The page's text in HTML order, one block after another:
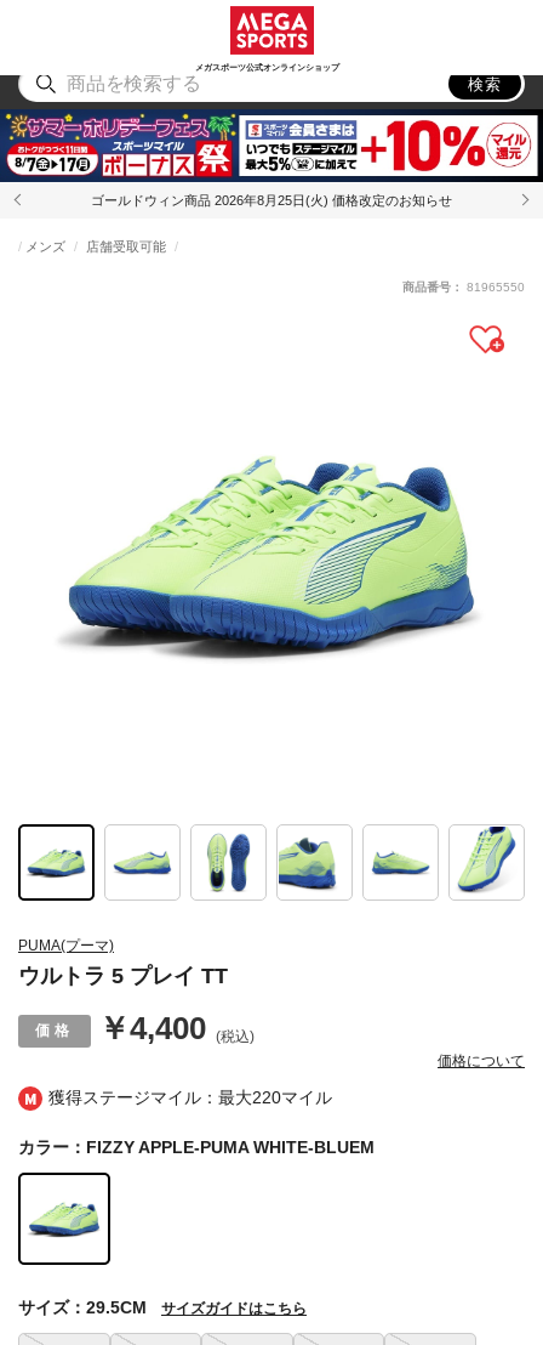
メガスポーツ公式オンラインショップ
アウトドア
検索
ゴールドウィン商品 2026年8月25日(火) 価格改定のお知らせ
獲得ステージマイル：最大220マイル
PUMA(プーマ)
ウルトラ 5 プレイ TT
メンズ 店舗受取可能
￥4,400 (税込)
価格について
商品番号： 81965550
カラー：FIZZY APPLE-PUMA WHITE-BLUEM
サイズ：29.5CM サイズガイドはこちら